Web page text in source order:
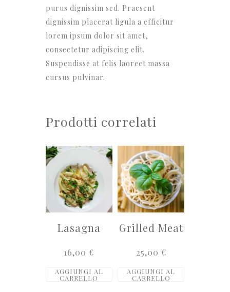
purus dignissim sed. Praesent
dignissim placerat ligula a efficitur
lorem ipsum dolor sit amet,
consectetur adipiscing elit.
Suspendisse at felis laoreet massa
cursus pulvinar.
Prodotti correlati
Lasagna
16,00 €
AGGIUNGI AL
CARRELLO
Grilled Meat
25,00 €
AGGIUNGI AL
CARRELLO